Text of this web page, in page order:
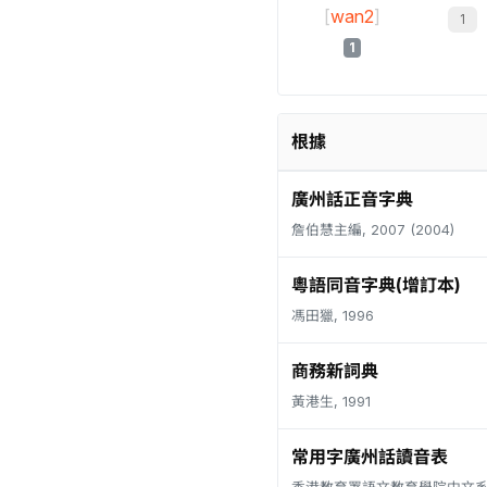
[wan2]
1
根據
廣州話正音字典
詹伯慧主編, 2007 (2004)
粵語同音字典(增訂本)
馮田獵, 1996
商務新詞典
黃港生, 1991
常用字廣州話讀音表